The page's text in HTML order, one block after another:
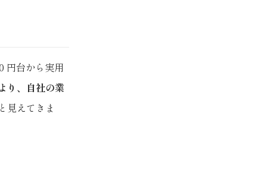
円台から実用
り、自社の業
見えてきま